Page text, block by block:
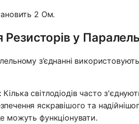
2 Ом.
у
з’єднанні
Кілька світлодіодів часто
яскравішого та
можуть функціонувати.